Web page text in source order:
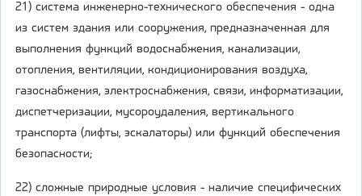
21) система инженерно-технического обеспечения - одна
из систем здания или сооружения, предназначенная для
выполнения функций водоснабжения, канализации,
отопления, вентиляции, кондиционирования воздуха,
газоснабжения, электроснабжения, связи, информатизации,
диспетчеризации, мусороудаления, вертикального
транспорта (лифты, эскалаторы) или функций обеспечения
безопасности;
22) сложные природные условия - наличие специфических